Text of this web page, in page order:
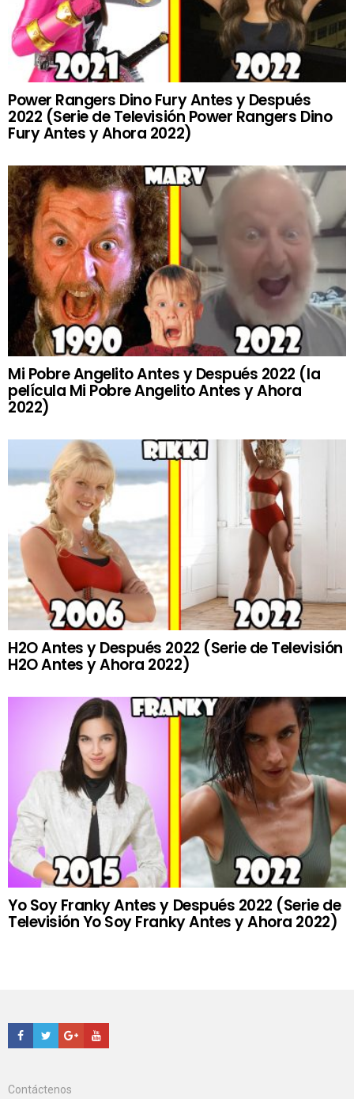
Power Rangers Dino Fury Antes y Después
2022 (Serie de Televisión Power Rangers Dino
Fury Antes y Ahora 2022)
Mi Pobre Angelito Antes y Después 2022 (la
película Mi Pobre Angelito Antes y Ahora
2022)
H2O Antes y Después 2022 (Serie de Televisión
H2O Antes y Ahora 2022)
Yo Soy Franky Antes y Después 2022 (Serie de
Televisión Yo Soy Franky Antes y Ahora 2022)
Facebook
TwitterGoogle+Youtube
Contáctenos